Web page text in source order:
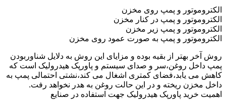
الکتروموتور و پمپ روی مخزن
الکتروموتور و پمپ در کنار مخزن
الکتروموتور و پمپ زیر مخزن
الکتروموتور و پمپ به صورت عمود روی مخزن
روش آخر بهتر از بقیه بوده و مزایای این روش به دلایل شناوربودن
پمپ داخل روغن،سر و صدای سیستم و پاورپک هیدرولیک است که
کاهش می یابد،فضای کمتری اشغال می کند،نشتی احتمالی پمپ به
داخل مخزن ریخته و در این حالت روغن به هدر نخواهد رفت.
اهمیت خرید پاورپک هیدرولیک جهت استفاده در صنایع